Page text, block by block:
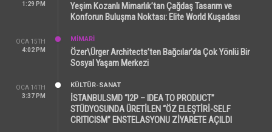
1:29 PM
Yeşim Kozanlı Mimarlık’tan Çağdaş Tasarım ve
Konforun Buluşma Noktası: Elite World Kuşadası
OCA 15TH
4:02 PM
MİMARİ
Özer\Ürger Architects’ten Bağcılar’da Çok Yönlü Bir
Sosyal Yaşam Merkezi
OCA 14TH
3:37 PM
KÜLTÜR-SANAT
İSTANBULSMD “I2P – IDEA TO PRODUCT”
STÜDYOSUNDA ÜRETİLEN “ÖZ ELEŞTİRİ-SELF
CRITICISM” ENSTELASYONU ZİYARETE AÇILDI